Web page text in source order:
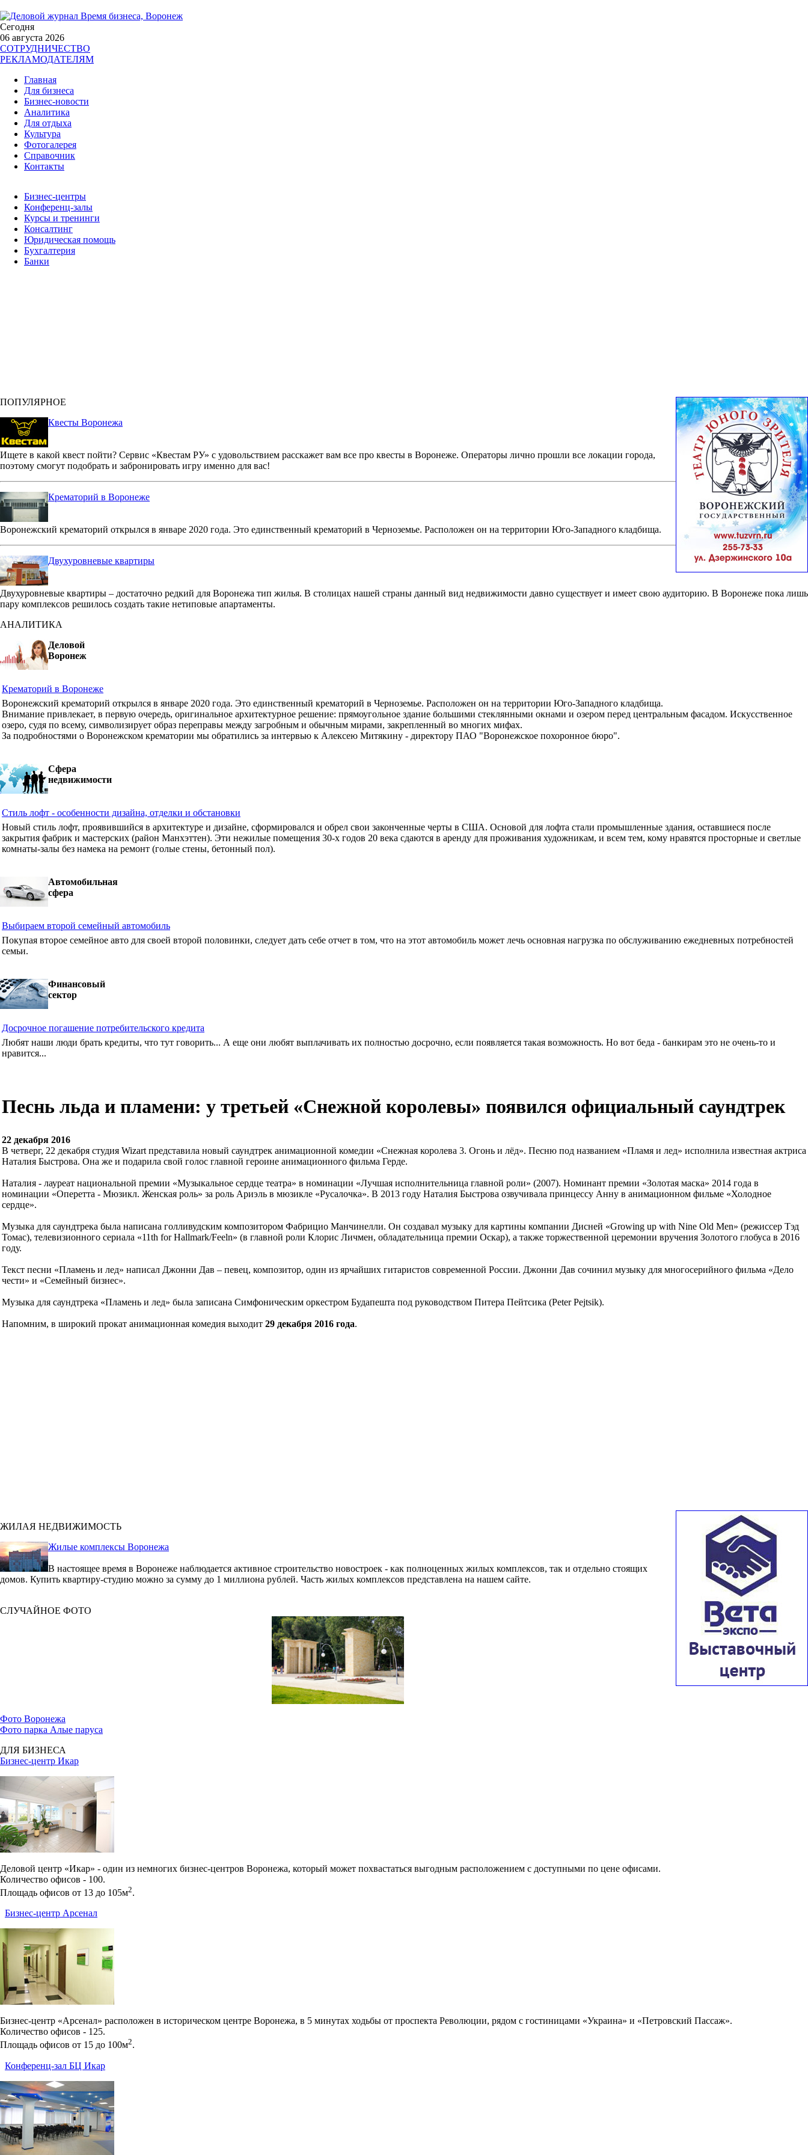
Сегодня
06 августа 2026
СОТРУДНИЧЕСТВО
РЕКЛАМОДАТЕЛЯМ
Главная
Для бизнеса
Бизнес-новости
Аналитика
Для отдыха
Культура
Фотогалерея
Справочник
Контакты
Бизнес-центры
Конференц-залы
Курсы и тренинги
Консалтинг
Юридическая помощь
Бухгалтерия
Банки
ПОПУЛЯРНОЕ
Квесты Воронежа
Ищете в какой квест пойти? Сервис «Квестам РУ» с удовольствием расскажет вам все про квесты в Воронеже. Операторы лично прошли все локации города,
поэтому смогут подобрать и забронировать игру именно для вас!
Крематорий в Воронеже
Воронежский крематорий открылся в январе 2020 года. Это единственный крематорий в Черноземье. Расположен он на территории Юго-Западного кладбища.
Двухуровневые квартиры
Двухуровневые квартиры – достаточно редкий для Воронежа тип жилья. В столицах нашей страны данный вид недвижимости давно существует и имеет свою аудиторию. В Воронеже пока лишь
пару комплексов решилось создать такие нетиповые апартаменты.
АНАЛИТИКА
Деловой
Воронеж
Крематорий в Воронеже
Воронежский крематорий открылся в январе 2020 года. Это единственный крематорий в Черноземье. Расположен он на территории Юго-Западного кладбища.
Внимание привлекает, в первую очередь, оригинальное архитектурное решение: прямоугольное здание большими стеклянными окнами и озером перед центральным фасадом. Искусственное
озеро, судя по всему, символизирует образ переправы между загробным и обычным мирами, закрепленный во многих мифах.
За подробностями о Воронежском крематории мы обратились за интервью к Алексею Митякину - директору ПАО "Воронежское похоронное бюро".
Сфера
недвижимости
Стиль лофт - особенности дизайна, отделки и обстановки
Новый стиль лофт, проявившийся в архитектуре и дизайне, сформировался и обрел свои законченные черты в США. Основой для лофта стали промышленные здания, оставшиеся после
закрытия фабрик и мастерских (район Манхэттен). Эти нежилые помещения 30-х годов 20 века сдаются в аренду для проживания художникам, и всем тем, кому нравятся просторные и светлые
комнаты-залы без намека на ремонт (голые стены, бетонный пол).
Автомобильная
сфера
Выбираем второй семейный автомобиль
Покупая второе семейное авто для своей второй половинки, следует дать себе отчет в том, что на этот автомобиль может лечь основная нагрузка по обслуживанию ежедневных потребностей
семьи.
Финансовый
сектор
Досрочное погашение потребительского кредита
Любят наши люди брать кредиты, что тут говорить... А еще они любят выплачивать их полностью досрочно, если появляется такая возможность. Но вот беда - банкирам это не очень-то и
нравится...
Песнь льда и пламени: у третьей «Снежной королевы» появился официальный саундтрек
22 декабря 2016
В четверг, 22 декабря студия Wizart представила новый саундтрек анимационной комедии «Снежная королева 3. Огонь и лёд». Песню под названием «Пламя и лед» исполнила известная актриса
Наталия Быстрова. Она же и подарила свой голос главной героине анимационного фильма Герде.
Наталия - лауреат национальной премии «Музыкальное сердце театра» в номинации «Лучшая исполнительница главной роли» (2007). Номинант премии «Золотая маска» 2014 года в
номинации «Оперетта - Мюзикл. Женская роль» за роль Ариэль в мюзикле «Русалочка». В 2013 году Наталия Быстрова озвучивала принцессу Анну в анимационном фильме «Холодное
сердце».
Музыка для саундтрека была написана голливудским композитором Фабрицио Манчинелли. Он создавал музыку для картины компании Дисней «Growing up with Nine Old Men» (режиссер Тэд
Томас), телевизионного сериала «11th for Hallmark/Feeln» (в главной роли Клорис Личмен, обладательница премии Оскар), а также торжественной церемонии вручения Золотого глобуса в 2016
году.
Текст песни «Пламень и лед» написал Джонни Дав – певец, композитор, один из ярчайших гитаристов современной России. Джонни Дав сочинил музыку для многосерийного фильма «Дело
чести» и «Семейный бизнес».
Музыка для саундтрека «Пламень и лед» была записана Симфоническим оркестром Будапешта под руководством Питера Пейтсика (Peter Pejtsik).
Напомним, в широкий прокат анимационная комедия выходит 29 декабря 2016 года.
ЖИЛАЯ НЕДВИЖИМОСТЬ
Жилые комплексы Воронежа
В настоящее время в Воронеже наблюдается активное строительство новостроек - как полноценных жилых комплексов, так и отдельно стоящих
домов. Купить квартиру-студию можно за сумму до 1 миллиона рублей. Часть жилых комплексов представлена на нашем сайте.
СЛУЧАЙНОЕ ФОТО
Фото Воронежа
Фото парка Алые паруса
ДЛЯ БИЗНЕСА
Бизнес-центр Икар
Деловой центр «Икар» - один из немногих бизнес-центров Воронежа, который может похвастаться выгодным расположением с доступными по цене офисами.
Количество офисов - 100.
Площадь офисов от 13 до 105м2.
Бизнес-центр Арсенал
Бизнес-центр «Арсенал» расположен в историческом центре Воронежа, в 5 минутах ходьбы от проспекта Революции, рядом с гостиницами «Украина» и «Петровский Пассаж».
Количество офисов - 125.
Площадь офисов от 15 до 100м2.
Конференц-зал БЦ Икар